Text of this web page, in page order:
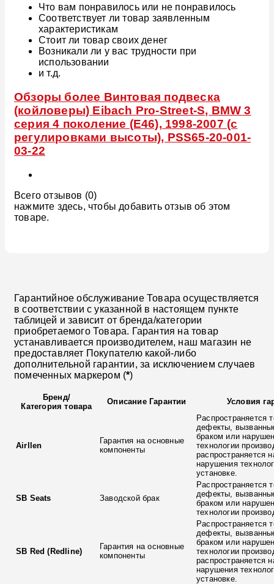
Что вам понравилось или не понравилось
Соответствует ли товар заявленным
характеристикам
Стоит ли товар своих денег
Возникали ли у вас трудности при
использовании
и т.д.
Обзоры более Винтовая подвеска
(койловеры) Eibach Pro-Street-S, BMW 3
серия 4 поколение (E46), 1998-2007 (с
регулировками высоты), PSS65-20-001-
03-22
Всего отзывов (0)
нажмите здесь, чтобы добавить отзыв об этом
товаре.
Гарантийное обслуживание Товара осуществляется
в соответствии с указанной в настоящем пункте
таблицей и зависит от бренда/категории
приобретаемого Товара. Гарантия на товар
устанавливается производителем, наш магазин не
предоставляет Покупателю какой-либо
дополнительной гарантии, за исключением случаев
помеченных маркером (*)
Бренд/
Категория товара
Описание Гарантии Условия
Airllen
Гарантия на основные
компоненты
Распространяется
дефекты,
браком или
технологии
распространяется
нарушения
установке.
SB Seats Заводской брак
Распространяется
дефекты,
браком или
технологии
SB Red (Redline)
Гарантия на основные
компоненты
Распространяется
дефекты,
браком или
технологии
распространяется
нарушения
установке.